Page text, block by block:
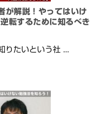
が解説！やってはいけ
転するために知るべき
りたいという社 ...